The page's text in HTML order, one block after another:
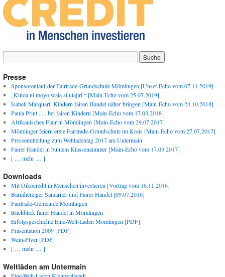
Presse
Sponsorenlauf der Fairtrade-Grundschule Mömlingen [Unser-Echo vom 07.11.2019]
„Kutoa ni moyo wala si utajiri.“ [Main-Echo vom 25.07.2019]
Isabell Marquart: Kindern fairen Handel näher bringen [Main-Echo vom 24.10.2018]
Paula Print . . . bei fairen Kindern [Main-Echo vom 17.03.2018]
Afrikanisches Flair in Mömlingen [Main-Echo vom 29.07.2017]
Mömlinger feiern erste Fairtrade-Grundschule im Kreis [Main-Echo vom 27.07.2017]
Pressemitteilung zum Weltladentag 2017 am Untermain
Fairer Handel in buntem Klassenzimmer [Main-Echo vom 17.03.2017]
[ … mehr … ]
Downloads
Mit Oikocredit in Menschen investieren [Vortrag vom 16.11.2016]
Barmherziger Samariter und Fairer Handel [09.07.2016]
Fairtrade-Gemeinde Mömlingen
Rückblick fairer Handel in Mömlingen
Erfolgsgeschichte Eine-Welt-Laden Mömlingen [PDF]
Präsentation 2009 [PDF]
Wein-Flyer [PDF]
[ … mehr … ]
Weltläden am Untermain